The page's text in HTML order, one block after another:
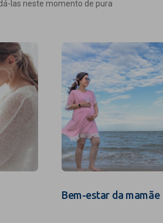
las neste momento de pura
Bem-estar da mamãe